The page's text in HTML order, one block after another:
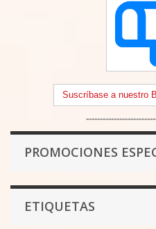
Suscríbase a nuestro
PROMOCIONES
ETIQUETAS